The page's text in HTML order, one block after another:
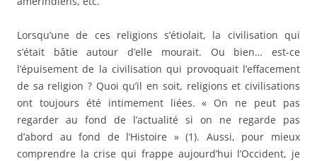
Lorsqu’une de ces religions s’étiolait, la civilisation qui
s’était bâtie autour d’elle mourait. Ou bien… est-ce
l’épuisement de la civilisation qui provoquait l’effacement
de sa religion ? Quoi qu’il en soit, religions et civilisations
ont toujours été intimement liées. « On ne peut pas
regarder au fond de l’actualité si on ne regarde pas
d’abord au fond de l’Histoire » (1). Aussi, pour mieux
comprendre la crise qui frappe aujourd’hui l’Occident, je